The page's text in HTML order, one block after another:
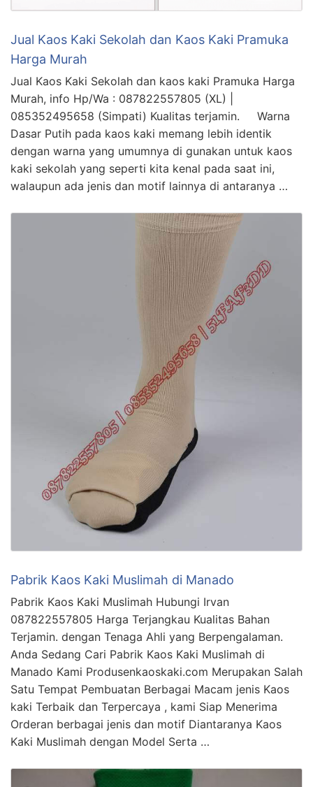
Jual Kaos Kaki Sekolah dan Kaos Kaki Pramuka
Harga Murah
Jual Kaos Kaki Sekolah dan kaos kaki Pramuka Harga
Murah, info Hp/Wa : 087822557805 (XL) |
085352495658 (Simpati) Kualitas terjamin. Warna
Dasar Putih pada kaos kaki memang lebih identik
dengan warna yang umumnya di gunakan untuk kaos
kaki sekolah yang seperti kita kenal pada saat ini,
walaupun ada jenis dan motif lainnya di antaranya …
Pabrik Kaos Kaki Muslimah di Manado
Pabrik Kaos Kaki Muslimah Hubungi Irvan
087822557805 Harga Terjangkau Kualitas Bahan
Terjamin. dengan Tenaga Ahli yang Berpengalaman.
Anda Sedang Cari Pabrik Kaos Kaki Muslimah di
Manado Kami Produsenkaoskaki.com Merupakan Salah
Satu Tempat Pembuatan Berbagai Macam jenis Kaos
kaki Terbaik dan Terpercaya , kami Siap Menerima
Orderan berbagai jenis dan motif Diantaranya Kaos
Kaki Muslimah dengan Model Serta …